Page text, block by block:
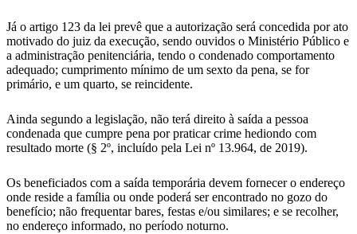
Já o artigo 123 da lei prevê que a autorização será concedida por ato
motivado do juiz da execução, sendo ouvidos o Ministério Público e
a administração penitenciária, tendo o condenado comportamento
adequado; cumprimento mínimo de um sexto da pena, se for
primário, e um quarto, se reincidente.
Ainda segundo a legislação, não terá direito à saída a pessoa
condenada que cumpre pena por praticar crime hediondo com
resultado morte (§ 2º, incluído pela Lei nº 13.964, de 2019).
Os beneficiados com a saída temporária devem fornecer o endereço
onde reside a família ou onde poderá ser encontrado no gozo do
benefício; não frequentar bares, festas e/ou similares; e se recolher,
no endereço informado, no período noturno.